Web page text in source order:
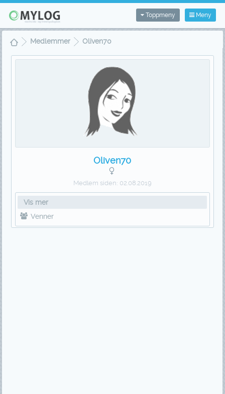
Meny
Toppmeny
Medlemmer Oliven70
Oliven70
Medlem siden: 02.08.2019
Vis mer
Venner